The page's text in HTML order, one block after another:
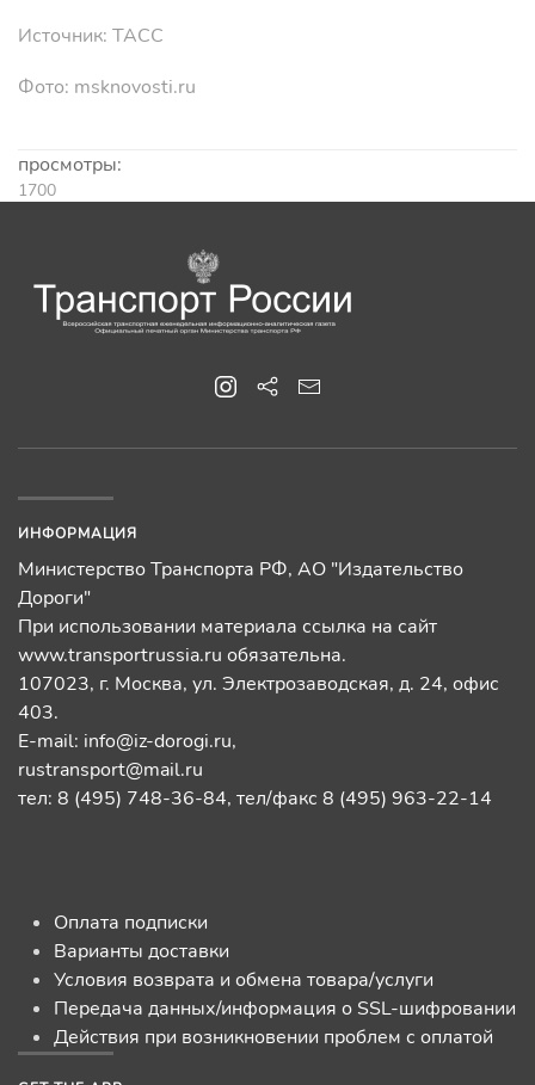
Источник: ТАСС
Фото: msknovosti.ru
просмотры:
1700
ИНФОРМАЦИЯ
Министерство Транспорта РФ, АО "Издательство
Дороги"
При использовании материала ссылка на сайт
www.transportrussia.ru обязательна.
107023, г. Москва, ул. Электрозаводская, д. 24, офис
403.
E-mail: info@iz-dorogi.ru,
rustransport@mail.ru
тел: 8 (495) 748-36-84, тел/факс 8 (495) 963-22-14
Оплата подписки
Варианты доставки
Условия возврата и обмена товара/услуги
Передача данных/информация о SSL-шифровании
Действия при возникновении проблем с оплатой